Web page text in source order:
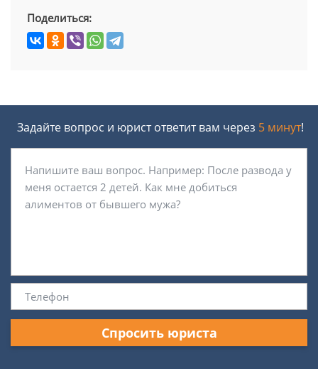
Поделиться:
Задайте вопрос и юрист ответит вам через 5 минут!
Спросить юриста